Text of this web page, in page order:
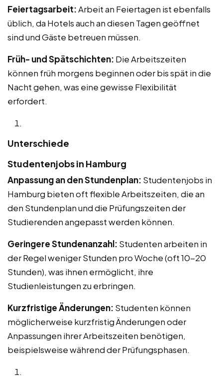
Feiertagsarbeit:Arbeit an Feiertagen ist ebenfalls
üblich, da Hotels auch an diesen Tagen geöffnet
sind und Gäste betreuen müssen.
Früh- und Spätschichten: Die Arbeitszeiten
können früh morgens beginnen oder bis spät in die
Nacht gehen, was eine gewisse Flexibilität
erfordert.
Unterschiede
Studentenjobs in Hamburg
Anpassung an den Stundenplan: Studentenjobs in
Hamburg bieten oft flexible Arbeitszeiten, die an
den Stundenplan und die Prüfungszeiten der
Studierenden angepasst werden können.
Geringere Stundenanzahl: Studenten arbeiten in
der Regel weniger Stunden pro Woche (oft 10-20
Stunden), was ihnen ermöglicht, ihre
Studienleistungen zu erbringen.
Kurzfristige Änderungen: Studenten können
möglicherweise kurzfristig Änderungen oder
Anpassungen ihrer Arbeitszeiten benötigen,
beispielsweise während der Prüfungsphasen.